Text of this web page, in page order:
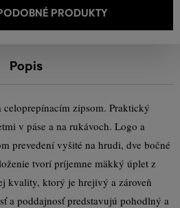
PRODUKTY
Popis
celoprepínacím zipsom. Praktický
v páse a na rukávoch. Logo a
prevedení vyšité na hrudi, dve bočné
tvorí príjemne mäkký úplet z
kvality, ktorý je hrejivý a zároveň
a poddajnosť predstavujú pohodlný a